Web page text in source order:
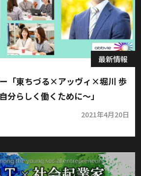
最新情報
「東ちづる×アッヴィ×堀川 歩
分らしく働くために～」
2021年4月20日